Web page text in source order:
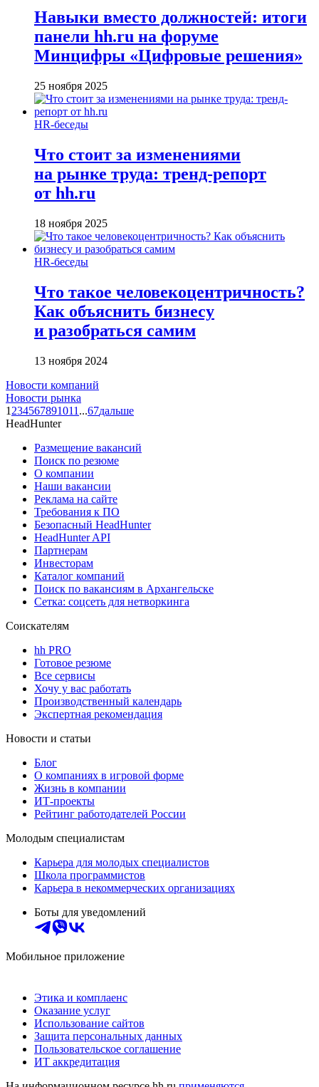
Навыки вместо должностей: итоги
панели hh.ru на форуме
Минцифры «Цифровые решения»
25 ноября 2025
HR-беседы
Что стоит за изменениями
на рынке труда: тренд-репорт
от hh.ru
18 ноября 2025
HR-беседы
Что такое человеко­центричность?
Как объяснить бизнесу
и разобраться самим
13 ноября 2024
Новости компаний
Новости рынка
1 234567891011 ...67дальше
HeadHunter
Размещение вакансий
Поиск по резюме
О компании
Наши вакансии
Реклама на сайте
Требования к ПО
Безопасный HeadHunter
HeadHunter API
Партнерам
Инвесторам
Каталог компаний
Поиск по вакансиям в Архангельске
Сетка: соцсеть для нетворкинга
Соискателям
hh PRO
Готовое резюме
Все сервисы
Хочу у вас работать
Производственный календарь
Экспертная рекомендация
Новости и статьи
Блог
О компаниях в игровой форме
Жизнь в компании
ИТ-проекты
Рейтинг работодателей России
Молодым специалистам
Карьера для молодых специалистов
Школа программистов
Карьера в некоммерческих организациях
Боты для уведомлений
Мобильное приложение
Этика и комплаенс
Оказание услуг
Использование сайтов
Защита персональных данных
Пользовательское соглашение
ИТ аккредитация